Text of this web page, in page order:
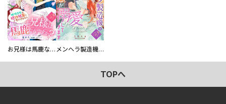
お兄様は馬鹿なんですか？～地味王女は婚約破棄に巻き込まれる～ メンヘラ製造機の公爵令息（過保護）が溺愛してきます
TOPへ